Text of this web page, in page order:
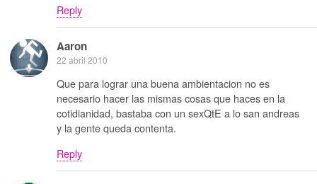
Reply
Aaron
22 abril 2010
Que para lograr una buena ambientacion no es
necesario hacer las mismas cosas que haces en la
cotidianidad, bastaba con un sexQtE a lo san andreas
y la gente queda contenta.
Reply